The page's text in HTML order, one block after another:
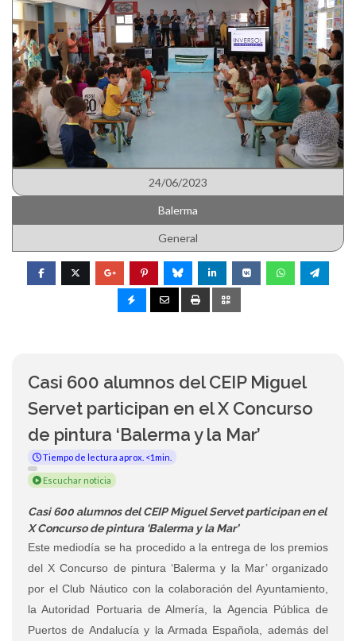
24/06/2023
Balerma
General
Casi 600 alumnos del CEIP Miguel
Servet participan en el X Concurso
de pintura ‘Balerma y la Mar’
Tiempo de lectura aprox. <1min.
Escuchar noticia
Casi 600 alumnos del CEIP Miguel Servet participan en el
X Concurso de pintura ‘Balerma y la Mar’
Este mediodía se ha procedido a la entrega de los premios
del X Concurso de pintura ‘Balerma y la Mar’ organizado
por el Club Náutico con la colaboración del Ayuntamiento,
la Autoridad Portuaria de Almería, la Agencia Pública de
Puertos de Andalucía y la Armada Española, además del